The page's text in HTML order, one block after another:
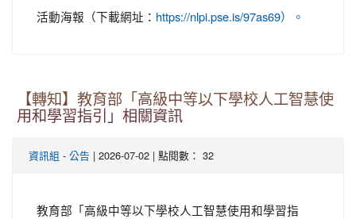
活動海報（下載網址： https://nlpi.pse.is/97as69）。
【轉知】教育部「高級中等以下學校人工智慧使
用和學習指引」相關資訊
資訊組 - 公告 | 2026-07-02 | 點閱數： 32
教育部「高級中等以下學校人工智慧使用和學習指